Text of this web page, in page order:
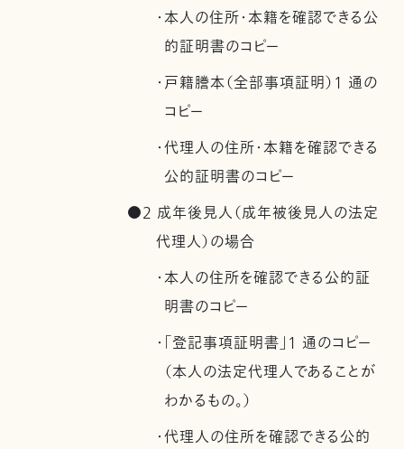
・本人の住所・本籍を確認できる公
的証明書のコピー
・戸籍謄本（全部事項証明）1 通の
コピー
・代理人の住所・本籍を確認できる
公的証明書のコピー
●2 成年後見人（成年被後見人の法定
代理人）の場合
・本人の住所を確認できる公的証
明書のコピー
・「登記事項証明書」1 通のコピー
（本人の法定代理人であることが
わかるもの。）
・代理人の住所を確認できる公的